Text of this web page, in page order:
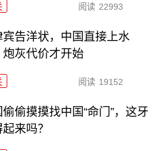
阅读 22993
宾告洋状，中国直接上水
炮灰代价才开始
阅读 19152
偷摸摸找中国“命门”，这牙
来吗？